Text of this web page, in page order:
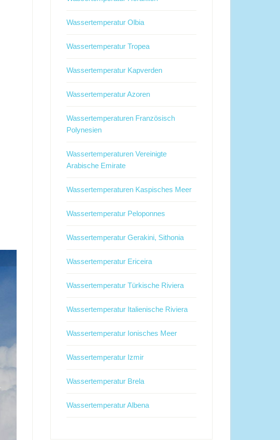
Wassertemperatur Olbia
Wassertemperatur Tropea
Wassertemperatur Kapverden
Wassertemperatur Azoren
Wassertemperaturen Französisch
Polynesien
Wassertemperaturen Vereinigte
Arabische Emirate
Wassertemperaturen Kaspisches Meer
Wassertemperatur Peloponnes
Wassertemperatur Gerakini, Sithonia
Wassertemperatur Ericeira
Wassertemperatur Türkische Riviera
Wassertemperatur Italienische Riviera
Wassertemperatur Ionisches Meer
Wassertemperatur Izmir
Wassertemperatur Brela
Wassertemperatur Albena